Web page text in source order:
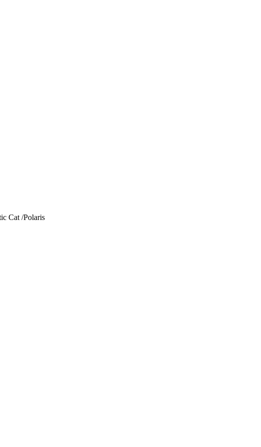
Cat /Polaris